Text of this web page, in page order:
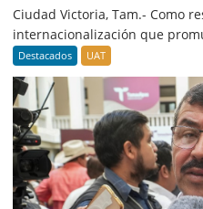
Ciudad Victoria, Tam.- Como
internacionalización que
Destacados UAT